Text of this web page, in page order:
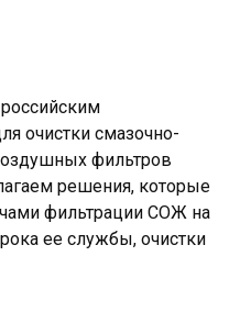
очистки смазочно-
фильтров
решения, которые
фильтрации СОЖ на
ее службы, очистки